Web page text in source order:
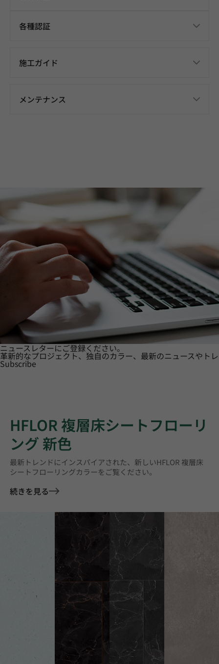
各種認証
施工ガイド
メンテナンス
ニュースレターにご登録ください。
革新的なプロジェクト、独自のカラー、最新のニュースやト
Subscribe
HFLOR 複層床シートフローリ
ング 新色
最新トレンドにインスパイアされた、新しいHFLOR 複層床
シートフローリングカラーをご覧ください。
続きを見る